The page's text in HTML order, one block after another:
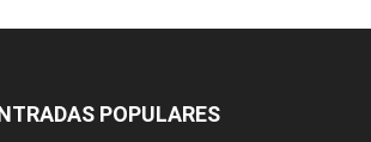
POPULARES